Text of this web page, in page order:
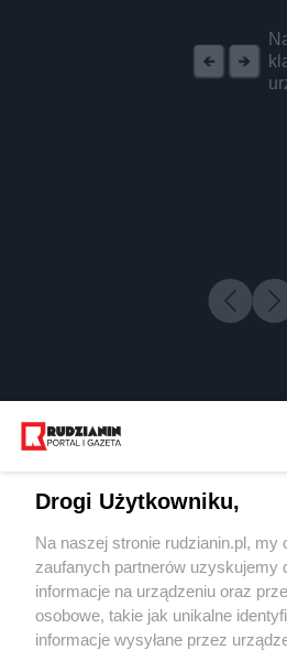
Wydawca mediów
Drogi Użytkowniku,
Na naszej stronie rudzianin.pl, my
zaufanych partnerów uzyskujemy
informacje na urządzeniu oraz
osobowe, takie jak unikalne
informacje wysyłane przez